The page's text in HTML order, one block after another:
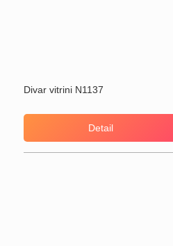
Divar vitrini N1137
Detail